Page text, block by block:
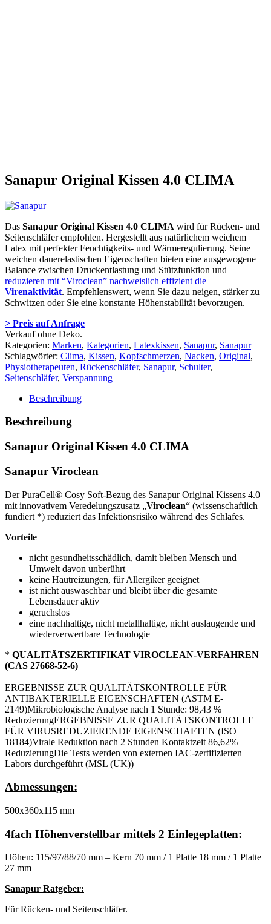
Sanapur Original Kissen 4.0 CLIMA
Das Sanapur Original Kissen 4.0 CLIMA wird für Rücken- und
Seitenschläfer empfohlen. Hergestellt aus natürlichem weichem
Latex mit perfekter Feuchtigkeits- und Wärmeregulierung. Seine
weichen dauerelastischen Eigenschaften bieten eine ausgewogene
Balance zwischen Druckentlastung und Stützfunktion und
reduzieren mit “Viroclean” nachweislich effizient die
Virenaktivität. Empfehlenswert, wenn Sie dazu neigen, stärker zu
Schwitzen oder Sie eine konstante Höhenstabilität bevorzugen.
> Preis auf Anfrage
Verkauf ohne Deko.
Kategorien: Marken, Kategorien, Latexkissen, Sanapur, Sanapur
Schlagwörter: Clima, Kissen, Kopfschmerzen, Nacken, Original,
Physiotherapeuten, Rückenschläfer, Sanapur, Schulter,
Seitenschläfer, Verspannung
Beschreibung
Beschreibung
Sanapur Original Kissen 4.0 CLIMA
Sanapur Viroclean
Der PuraCell® Cosy Soft-Bezug des Sanapur Original Kissens 4.0
mit innovativem Veredelungszusatz „Viroclean“ (wissenschaftlich
fundiert *) reduziert das Infektionsrisiko während des Schlafes.
Vorteile
nicht gesundheitsschädlich, damit bleiben Mensch und
Umwelt davon unberührt
keine Hautreizungen, für Allergiker geeignet
ist nicht auswaschbar und bleibt über die gesamte
Lebensdauer aktiv
geruchslos
eine nachhaltige, nicht metallhaltige, nicht auslaugende und
wiederverwertbare Technologie
* QUALITÄTSZERTIFIKAT VIROCLEAN-VERFAHREN
(CAS 27668-52-6)
ERGEBNISSE ZUR QUALITÄTSKONTROLLE FÜR
ANTIBAKTERIELLE EIGENSCHAFTEN (ASTM E-
2149)Mikrobiologische Analyse nach 1 Stunde: 98,43 %
ReduzierungERGEBNISSE ZUR QUALITÄTSKONTROLLE
FÜR VIRUSREDUZIERENDE EIGENSCHAFTEN (ISO
18184)Virale Reduktion nach 2 Stunden Kontaktzeit 86,62%
ReduzierungDie Tests werden von externen IAC-zertifizierten
Labors durchgeführt (MSL (UK))
Abmessungen:
500x360x115 mm
4fach Höhenverstellbar mittels 2 Einlegeplatten:
Höhen: 115/97/88/70 mm – Kern 70 mm / 1 Platte 18 mm / 1 Platte
27 mm
Sanapur Ratgeber:
Für Rücken- und Seitenschläfer.